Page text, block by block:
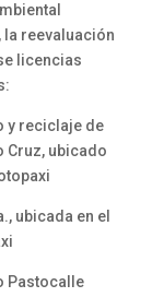
la reevaluación
licencias
y reciclaje de
Cruz, ubicado
ubicada en el
Pastocalle